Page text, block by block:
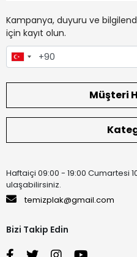
Kampanya, duyuru ve
için kayıt olun.
Müşteri
Haftaiçi 09:00 - 19:00 Cumartesi
ulaşabilirsiniz.
temizplak@gmail.com
Bizi Takip Edin